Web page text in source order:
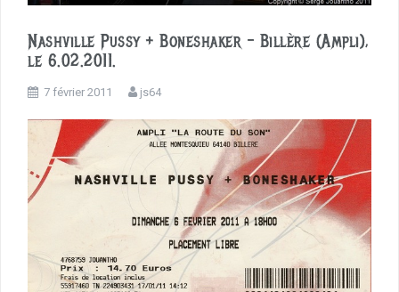
Nashville Pussy + Boneshaker – Billère (Ampli),
le 6.02.2011.
7 février 2011 js64